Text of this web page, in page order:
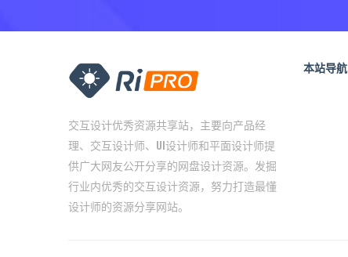
交互设计优秀资源共享站，主要向产品经
理、交互设计师、UI设计师和平面设计师提
供广大网友公开分享的网盘设计资源。发掘
行业内优秀的交互设计资源，努力打造最懂
设计师的资源分享网站。
本站导航